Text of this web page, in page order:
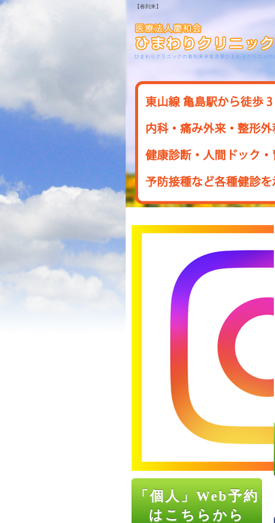
【春到来】
ひまわりクリニックの春到来＠名古屋ひまわりクリニック
「個人」Web予約
はこちらから